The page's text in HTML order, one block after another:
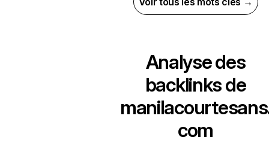
Analyse des
backlinks de
com